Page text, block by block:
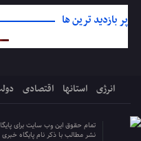
پر بازدید ترین ها
انرژی استانها اقتصادی
تمام حقوق این وب سایت برای
نشر مطالب با ذکر نام پایگاه خبری